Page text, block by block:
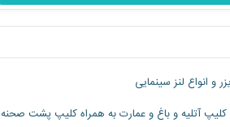
و انواع لنز سینمایی
آتلیه و باغ و عمارت به همراه کلیپ پشت صحنه